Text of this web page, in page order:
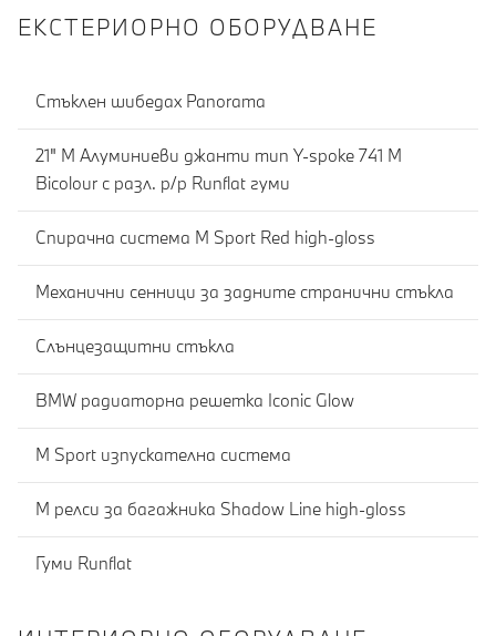
ЕКСТЕРИОРНО ОБОРУДВАНЕ
Стъклен шибедах Panorama
21" M Алуминиеви джанти тип Y-spoke 741 M
Bicolour с разл. р/р Runflat гуми
Спирачна система M Sport Red high-gloss
Механични сенници за задните странични стъкла
Слънцезащитни стъкла
BMW радиаторна решетка Iconic Glow
M Sport изпускателна система
M релси за багажника Shadow Line high-gloss
Гуми Runflat